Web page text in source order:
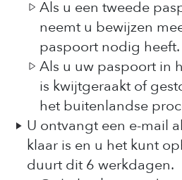
Als u een tweede
neemt u bewijzen
paspoort nodig heeft.
Als u uw paspoort in
is kwijtgeraakt of
het buitenlandse
U ontvangt een e-mail
klaar is en u het kunt
duurt dit 6 werkdagen.